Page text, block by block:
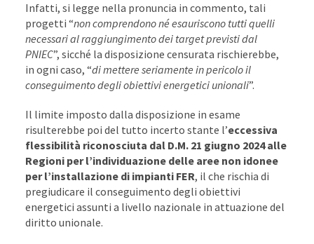
Infatti, si legge nella pronuncia in commento, tali
progetti “non comprendono né esauriscono tutti quelli
necessari al raggiungimento dei target previsti dal
PNIEC”, sicché la disposizione censurata rischierebbe,
in ogni caso, “di mettere seriamente in pericolo il
conseguimento degli obiettivi energetici unionali”.
Il limite imposto dalla disposizione in esame
risulterebbe poi del tutto incerto stante l’eccessiva
flessibilità riconosciuta dal D.M. 21 giugno 2024 alle
Regioni per l’individuazione delle aree non idonee
per l’installazione di impianti FER, il che rischia di
pregiudicare il conseguimento degli obiettivi
energetici assunti a livello nazionale in attuazione del
diritto unionale.